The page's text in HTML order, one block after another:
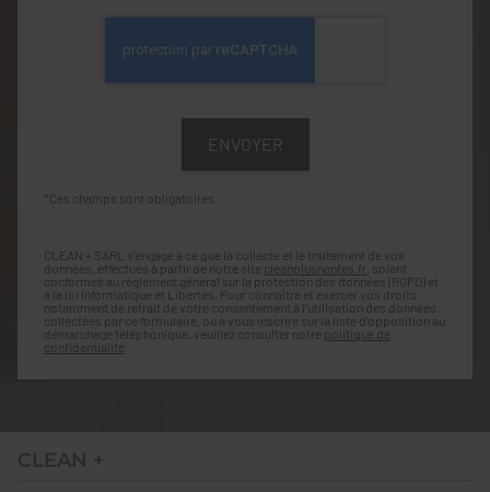
*Ces champs sont obligatoires
CLEAN + SARL s'engage à ce que la collecte et le traitement de vos
données, effectués à partir de notre site cleanplusnantes.fr
, soient
conformes au règlement général sur la protection des données (RGPD) et
à la loi Informatique et Libertés. Pour connaître et exercer vos droits,
notamment de retrait de votre consentement à l'utilisation des données
collectées par ce formulaire, ou à vous inscrire sur la liste d'opposition au
démarchage téléphonique, veuillez consulter notre politique de
confidentialité